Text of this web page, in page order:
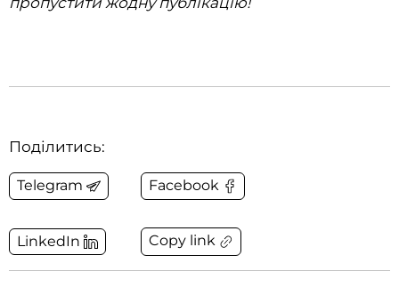
Поділитись:
Telegram Facebook
LinkedIn Copy link